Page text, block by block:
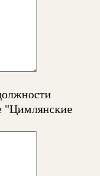
"Цимлянские